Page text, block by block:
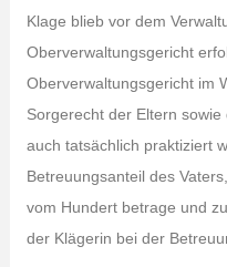
Klage blieb vor dem
Oberverwaltungsgericht
Oberverwaltungsgericht im
Sorgerecht der Eltern
auch tatsächlich praktiziert
Betreuungsanteil des
vom Hundert betrage und
der Klägerin bei der